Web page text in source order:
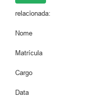
relacionada:
Nome
Matrícula
Cargo
Data